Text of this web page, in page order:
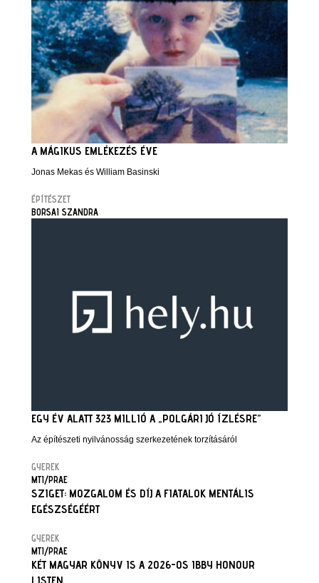
A MÁGIKUS EMLÉKEZÉS ÉVE
Jonas Mekas és William Basinski
ÉPÍTÉSZET
BORSAI SZANDRA
EGY ÉV ALATT 323 MILLIÓ A „POLGÁRI JÓ ÍZLÉSRE”
Az építészeti nyilvánosság szerkezetének torzításáról
GYEREK
MTI/PRAE
SZIGET: MOZGALOM ÉS DÍJ A FIATALOK MENTÁLIS
EGÉSZSÉGÉÉRT
GYEREK
MTI/PRAE
KÉT MAGYAR KÖNYV IS A 2026-OS IBBY HONOUR